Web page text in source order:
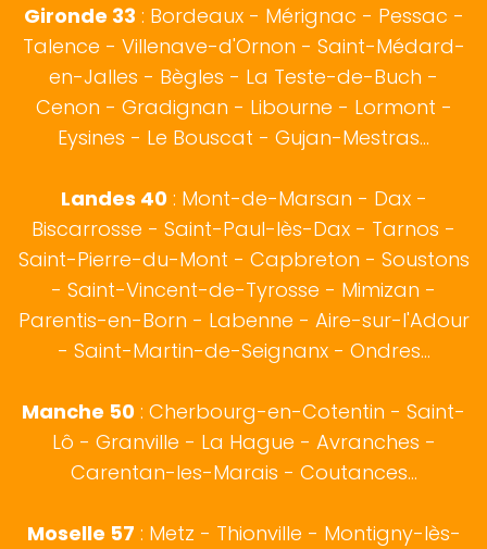
Gironde 33 : Bordeaux- Mérignac - Pessac -
Talence - Villenave-d'Ornon - Saint-Médard-
en-Jalles - Bègles - La Teste-de-Buch -
Cenon - Gradignan - Libourne - Lormont -
Eysines - Le Bouscat - Gujan-Mestras...
Landes 40: Mont-de-Marsan - Dax-
Biscarrosse - Saint-Paul-lès-Dax - Tarnos -
Saint-Pierre-du-Mont - Capbreton - Soustons
- Saint-Vincent-de-Tyrosse - Mimizan -
Parentis-en-Born - Labenne - Aire-sur-l'Adour
- Saint-Martin-de-Seignanx - Ondres...
Manche 50 : Cherbourg-en-Cotentin - Saint-
Lô - Granville - La Hague - Avranches -
Carentan-les-Marais - Coutances...
Moselle 57 : Metz - Thionville - Montigny-lès-